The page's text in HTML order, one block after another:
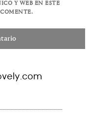
Y WEB EN ESTE